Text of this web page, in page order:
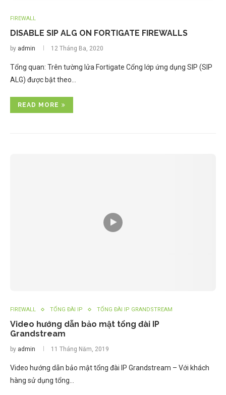
FIREWALL
DISABLE SIP ALG ON FORTIGATE FIREWALLS
by admin 12 Tháng Ba, 2020
Tổng quan: Trên tường lửa Fortigate Cổng lớp ứng dụng SIP (SIP
ALG) được bật theo…
READ MORE
FIREWALL TỔNG ĐÀI IP TỔNG ĐÀI IP GRANDSTREAM
Video hướng dẫn bảo mật tổng đài IP
Grandstream
by admin 11 Tháng Năm, 2019
Video hướng dẫn bảo mật tổng đài IP Grandstream – Với khách
hàng sử dụng tổng…